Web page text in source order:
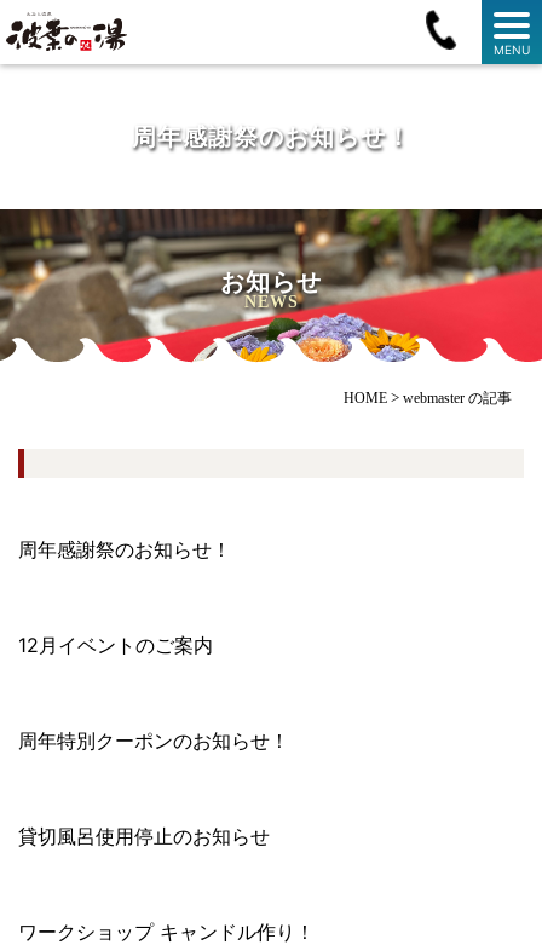
MENU
周年感謝祭のお知らせ！
お知らせ
NEWS
HOME > webmaster の記事
周年感謝祭のお知らせ！
12月イベントのご案内
周年特別クーポンのお知らせ！
貸切風呂使用停止のお知らせ
ワークショップ キャンドル作り！